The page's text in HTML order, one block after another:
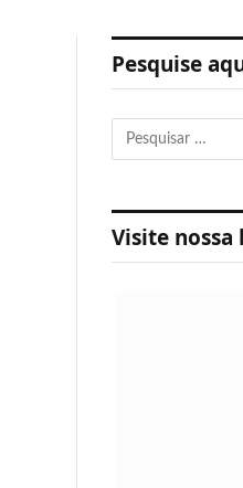
Pesquise
Visite nossa